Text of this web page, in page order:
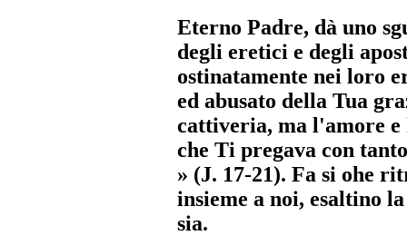
Eterno Padre, dà uno
degli eretici e degli
ostinatamente nei loro
ed abusato della Tua
cattiveria, ma l'amore e
che Ti pregava con
» (J. 17-21). Fa si ohe
insieme a noi, esaltino
sia.